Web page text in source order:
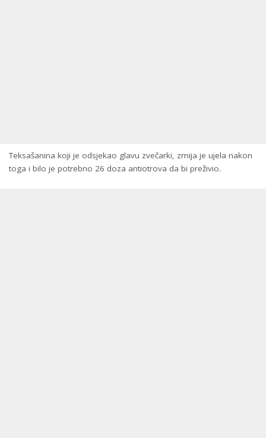
Teksašanina koji je odsjekao glavu zvečarki, zmija je ujela nakon
toga i bilo je potrebno 26 doza antiotrova da bi preživio.